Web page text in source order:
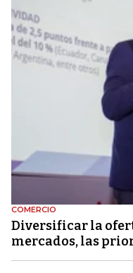
COMERCIO
Diversificar la
mercados, las